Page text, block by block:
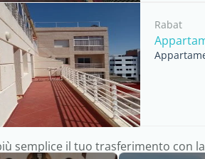
Rabat
semplice il tuo trasferimento con